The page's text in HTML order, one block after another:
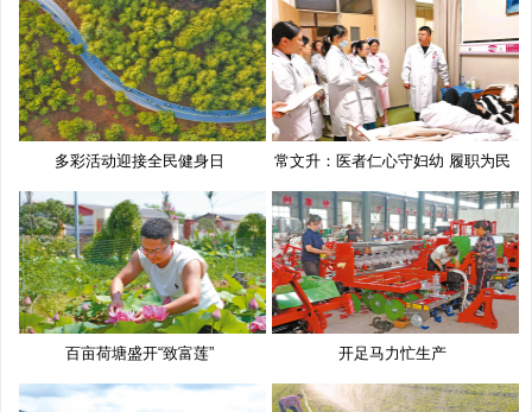
多彩活动迎接全民健身日 常文升：医者仁心守妇幼 履职为民
百亩荷塘盛开“致富莲” 开足马力忙生产